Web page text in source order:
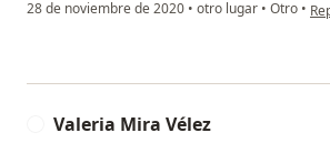
28 de noviembre de 2020 • otro lugar • Otro • en
Valeria Mira Vélez